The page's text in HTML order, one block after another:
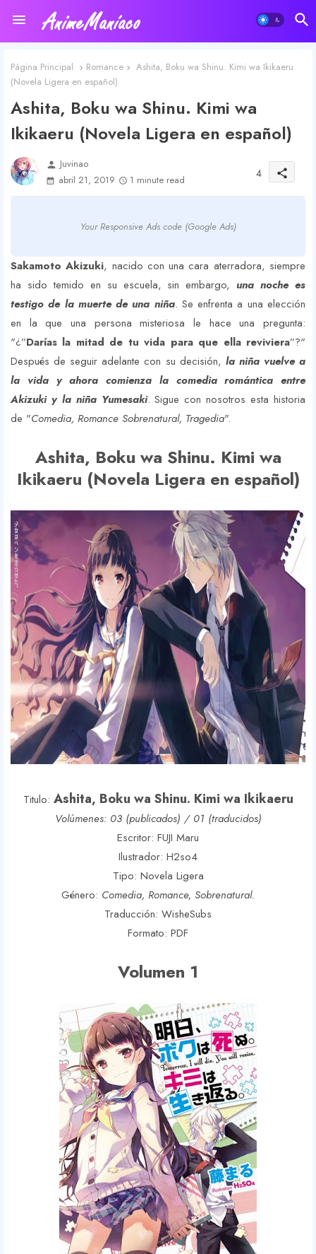
Página Principal Romance
Ashita, Boku wa Shinu. Kimi wa Ikikaeru
(Novela Ligera en español)
Ashita, Boku wa Shinu. Kimi wa
Ikikaeru (Novela Ligera en español)
person Juvinao
abril 21, 2019
1 minute read 4 share
Your Responsive Ads code (Google Ads)
Sakamoto Akizuki, nacido con una cara aterradora, siempre
ha sido temido en su escuela, sin embargo, una noche es
testigo de la muerte de una niña. Se enfrenta a una elección
en la que una persona misteriosa le hace una pregunta:
"¿”Darías la mitad de tu vida para que ella reviviera”?"
Después de seguir adelante con su decisión, la niña vuelve a
la vida y ahora comienza la comedia romántica entre
Akizuki y la niña Yumesaki. Sigue con nosotros esta historia
de "Comedia, Romance Sobrenatural, Tragedia".
Ashita, Boku wa Shinu. Kimi wa
Ikikaeru (Novela Ligera en español)
Titulo: Ashita, Boku wa Shinu. Kimi wa Ikikaeru
Volúmenes: 03 (publicados) / 01 (traducidos)
Escritor: FUJI Maru
Ilustrador: H2so4
Tipo: Novela Ligera
Género: Comedia, Romance, Sobrenatural.
Traducción: WisheSubs
Formato: PDF
Volumen 1